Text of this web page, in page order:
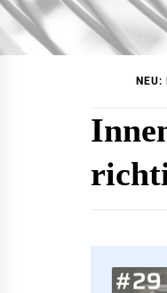
NEU: